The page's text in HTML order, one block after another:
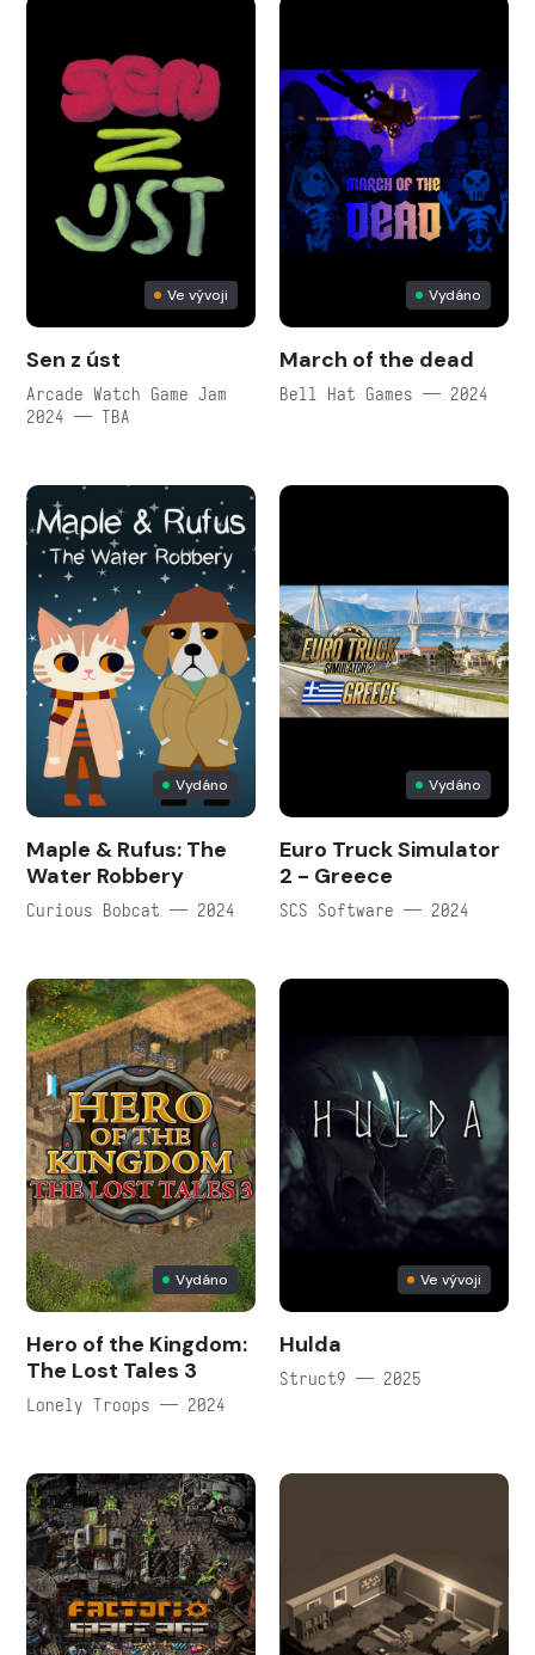
Ve vývoji
Sen z úst
Arcade Watch Game Jam
2024 — TBA
Vydáno
March of the dead
Bell Hat Games — 2024
Vydáno
Maple & Rufus: The
Water Robbery
Curious Bobcat — 2024
Vydáno
Euro Truck Simulator
2 - Greece
SCS Software — 2024
Vydáno
Hero of the Kingdom:
The Lost Tales 3
Lonely Troops — 2024
Ve vývoji
Hulda
Struct9 — 2025